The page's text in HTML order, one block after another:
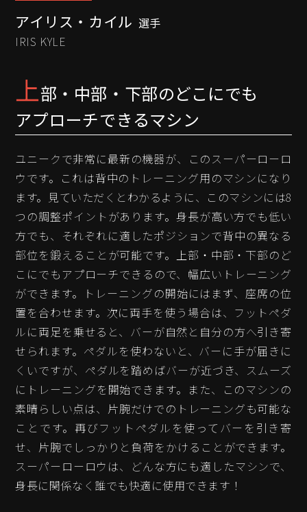
アイリス・カイル 選手
IRIS KYLE
上部・中部・下部のどこにでも
アプローチできるマシン
ユニークで非常に最新の機器が、このスーパーローロ
ウです。これは背中のトレーニング用のマシンになり
ます。見ていただくとわかるように、このマシンには8
つの調整ポイントがあります。身長が高い方でも低い
方でも、それぞれに適したポジションで背中の異なる
部位を鍛えることが可能です。上部・中部・下部のど
こにでもアプローチできるので、幅広いトレーニング
ができます。トレーニングの開始にはまず、座席の位
置を合わせます。次に両手を使う場合は、フットペダ
ルに両足を乗せると、バーが自然と自分の方へ引き寄
せられます。ペダルを使わないと、バーに手が届きに
くいですが、ペダルを踏めばバーが近づき、スムーズ
にトレーニングを開始できます。また、このマシンの
素晴らしい点は、片腕だけでのトレーニングも可能な
ことです。再びフットペダルを使ってバーを引き寄
せ、片腕でしっかりと負荷をかけることができます。
スーパーローロウは、どんな方にも適したマシンで、
身長に関係なく誰でも快適に使用できます！